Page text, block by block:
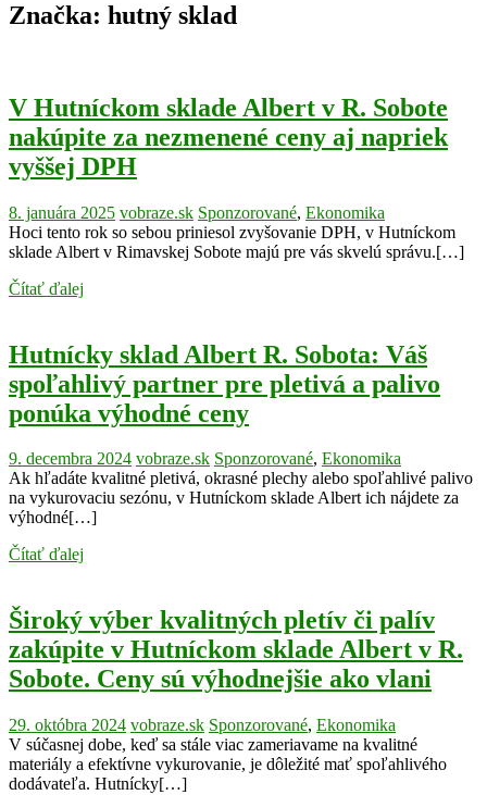
Značka: hutný sklad
V Hutníckom sklade Albert v R. Sobote
nakúpite za nezmenené ceny aj napriek
vyššej DPH
8. januára 2025 vobraze.sk Sponzorované, Ekonomika
Hoci tento rok so sebou priniesol zvyšovanie DPH, v Hutníckom
sklade Albert v Rimavskej Sobote majú pre vás skvelú správu.[…]
Čítať ďalej
Hutnícky sklad Albert R. Sobota: Váš
spoľahlivý partner pre pletivá a palivo
ponúka výhodné ceny
9. decembra 2024 vobraze.sk Sponzorované, Ekonomika
Ak hľadáte kvalitné pletivá, okrasné plechy alebo spoľahlivé palivo
na vykurovaciu sezónu, v Hutníckom sklade Albert ich nájdete za
výhodné[…]
Čítať ďalej
Široký výber kvalitných pletív či palív
zakúpite v Hutníckom sklade Albert v R.
Sobote. Ceny sú výhodnejšie ako vlani
29. októbra 2024 vobraze.sk Sponzorované, Ekonomika
V súčasnej dobe, keď sa stále viac zameriavame na kvalitné
materiály a efektívne vykurovanie, je dôležité mať spoľahlivého
dodávateľa. Hutnícky[…]